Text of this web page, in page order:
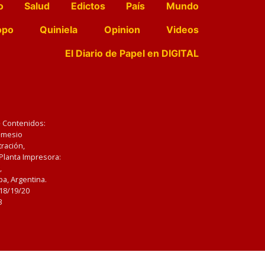
Salud Edictos País
Mundo
Quiniela Opinion
Videos
El Diario de Papel en DIGITAL
Impresora:
Argentina.
19/20